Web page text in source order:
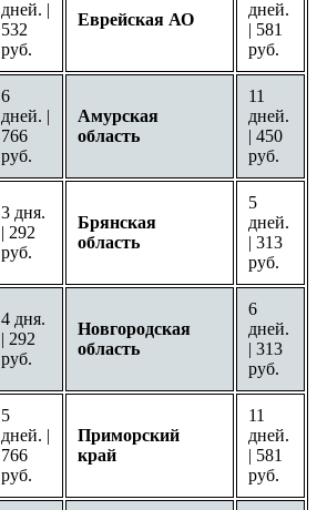
дней. |
532
руб.
Еврейская АО
дней.
| 581
руб.
6
дней. |
766
руб.
Амурская
область
11
дней.
| 450
руб.
3 дня.
| 292
руб.
Брянская
область
5
дней.
| 313
руб.
4 дня.
| 292
руб.
Новгородская
область
6
дней.
| 313
руб.
5
дней. |
766
руб.
Приморский
край
11
дней.
| 581
руб.